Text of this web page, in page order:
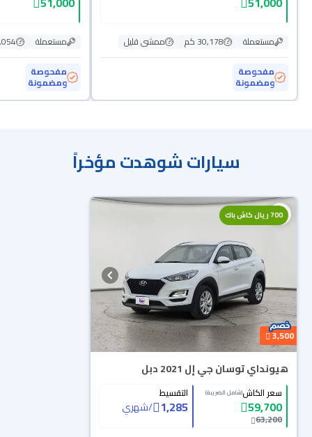
مستعملة 30,178 كم
ممشى قليل
مفحوصة
ومضمونة
مستعملة
مفحوصة
ومضمونة
سيارات شوهدت مؤخراً
700 ريال كاش باك
3,500
هيونداي توسان جي إل 2021 دبل
سعر الكاش(شامل الضريبة)
59,700
63,200
التقسيط
1,285
/شهري